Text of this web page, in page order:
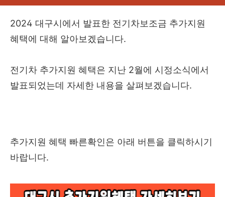
2024 대구시에서 발표한 전기차보조금 추가지원
혜택에 대해 알아보겠습니다.
전기차 추가지원 혜택은 지난 2월에 시정소식에서
발표되었는데 자세한 내용을 살펴보겠습니다.
추가지원 혜택 빠른확인은 아래 버튼을 클릭하시기
바랍니다.